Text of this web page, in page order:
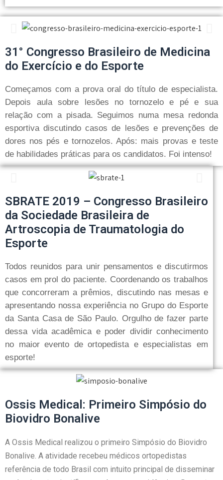
31° Congresso Brasileiro de Medicina
do Exercício e do Esporte
Começamos com a prova oral do título de especialista.
Depois aula sobre lesões no tornozelo e pé e sua
relação com a pisada. Seguimos numa mesa redonda
esportiva discutindo casos de lesões e prevenções de
dores nos pés e tornozelos. Após: mais provas e teste
de habilidades práticas para os candidatos. Foi intenso!
SBRATE 2019 – Congresso Brasileiro
da Sociedade Brasileira de
Artroscopia de Traumatologia do
Esporte
Todos reunidos para unir pensamentos e discutirmos
casos em prol do paciente. Coordenando os trabalhos
que concorreram a prêmios, discutindo nas mesas e
apresentando nossa experiência no Grupo do Esporte
da Santa Casa de São Paulo. Orgulho de fazer parte
dessa vida acadêmica e poder dividir conhecimento
no maior evento de ortopedista e especialistas em
esporte!
Ossis Medical: Primeiro Simpósio do
Biovidro Bonalive
A Ossis Medical realizou o primeiro Simpósio do Biovidro
Bonalive. A atividade recebeu médicos ortopedistas
referência de todo Brasil com intuito principal de disseminar